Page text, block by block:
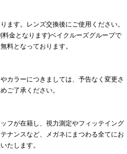
ます。レンズ交換後にご使用ください。
金となります)ベイクルーズグループで
料となっております。
カラーにつきましては、予告なく変更さ
ご了承ください。
フが在籍し、視力測定やフィッテイング
ナンスなど、メガネにまつわる全てにお
たします。